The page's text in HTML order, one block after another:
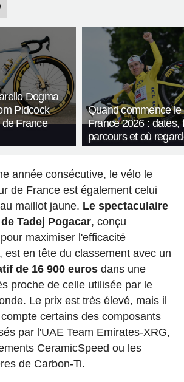
Dogma
Pidcock
de France
Quand commence le
France 2026 : dates,
parcours et où
année consécutive, le vélo le
de France est également celui
maillot jaune. Le spectaculaire
Tadej Pogacar, conçu
maximiser l'efficacité
est en tête du classement avec un
de 16 900 eurosdans une
proche de celle utilisée par le
Le prix est très élevé, mais il
certains des composants
par l'UAE Team Emirates-XRG,
CeramicSpeed ou les
de Carbon-Ti.